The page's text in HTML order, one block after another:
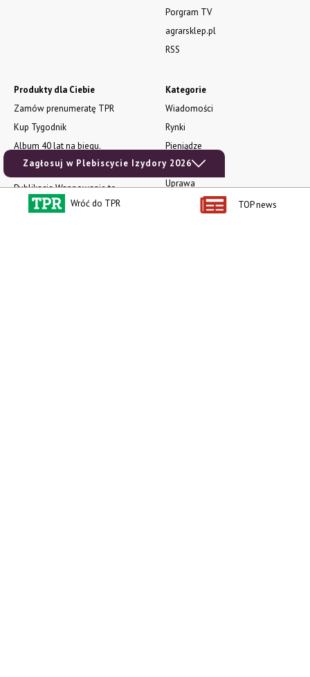
Zagłosuj w Plebiscycie Izydory 2026
Kategorie
Wiadomości
Rynki
Pieniądze
Prawo
Uprawa
Produkty dla Ciebie
Zamów prenumeratę TPR
Kup Tygodnik
Album 40 lat na biegu.
Niezawodne maszyny polskiej
wsi
Publikacja Wapnowanie to
konieczność
Porgram TV
agrarsklep.pl
RSS
Wróć do TPR TOP news